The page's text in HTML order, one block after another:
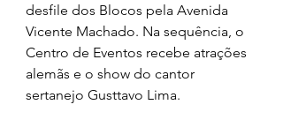
desfile dos Blocos pela Avenida
Vicente Machado. Na sequência, o
Centro de Eventos recebe atrações
alemãs e o show do cantor
sertanejo Gusttavo Lima.